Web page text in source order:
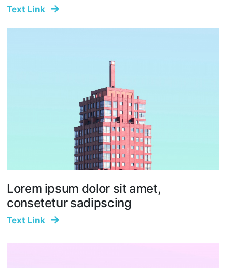
Text Link
Lorem ipsum dolor sit amet,
consetetur sadipscing
Text Link